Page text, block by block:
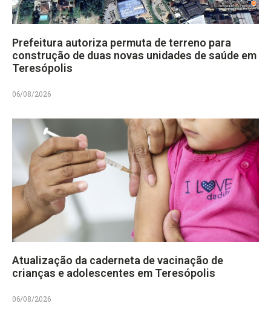
Prefeitura autoriza permuta de terreno para
construção de duas novas unidades de saúde em
Teresópolis
06/08/2026
Atualização da caderneta de vacinação de
crianças e adolescentes em Teresópolis
06/08/2026